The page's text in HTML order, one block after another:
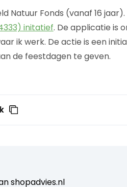
Natuur Fonds (vanaf 16
initatief. De applicatie is
ik werk. De actie is een
de feestdagen te geven.
shopadvies.nl